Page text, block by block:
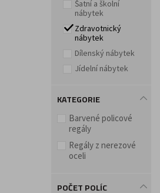
Doplňky a
Šatní a školní
nábytek
Zdravotnický
nábytek
Dílenský nábytek
Jídelní nábytek
KATEGORIE
Barvené policové
regály
Regály z nerezové
oceli
POČET POLÍC